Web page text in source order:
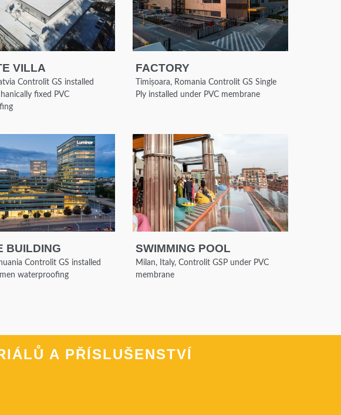
VILLA
Controlit GS installed
fixed PVC
FACTORY
Timișoara, Romania Controlit GS Single
Ply installed under PVC membrane
BUILDING
Controlit GS installed
waterproofing
SWIMMING POOL
Milan, Italy, Controlit GSP under PVC
membrane
A PŘÍSLUŠENSTVÍ